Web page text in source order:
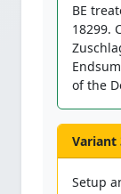
BE
18299.
of the
Variant
Setup